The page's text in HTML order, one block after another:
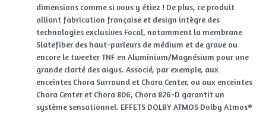
dimensions comme si vous y étiez ! De plus, ce produit
alliant fabrication française et design intègre des
technologies exclusives Focal, notamment la membrane
Slatefiber des haut-parleurs de médium et de grave ou
encore le tweeter TNF en Aluminium/Magnésium pour une
grande clarté des aigus. Associé, par exemple, aux
enceintes Chora Surround et Chora Center, ou aux enceintes
Chora Center et Chora 806, Chora 826-D garantit un
système sensationnel. EFFETS DOLBY ATMOS Dolby Atmos®